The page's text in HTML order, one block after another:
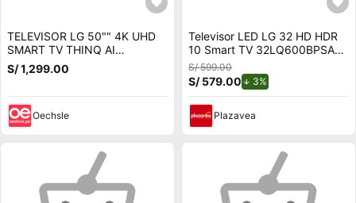
TELEVISOR LG 50"" 4K UHD
SMART TV THINQ AI
50UA7300PSB
S/ 1,299.00
Oechsle
Televisor LED LG 32 HD HDR
10 Smart TV 32LQ600BPSA
webOS
S/ 599.00
S/ 579.00 3%
Plazavea